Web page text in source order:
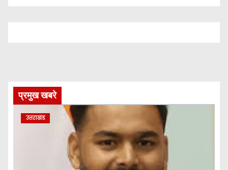
प्रमुख खबरे
उत्तराखंड